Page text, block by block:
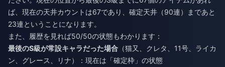
ば、現在の天井カウントは67であり、確定天井（90連）まであと
23連ということになります。
また、履歴を見れば50/50の状態もわかります：
最後のS級が常設キャラだった場合 （猫又、クレタ、11号、ライカ
ン、グレース、リナ）：現在は「確定枠」の状態